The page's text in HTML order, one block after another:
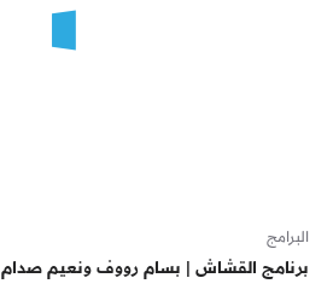
البرامج
برنامج القشاش | بسام رووف ونعيم صدام